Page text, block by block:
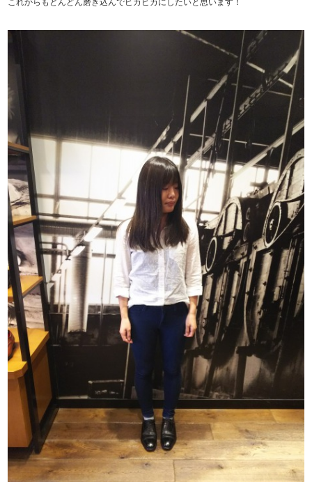
これからもどんどん磨き込んでピカピカにしたいと思います！